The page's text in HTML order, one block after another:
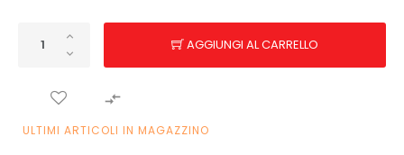
AGGIUNGI AL CARRELLO

ULTIMI ARTICOLI IN MAGAZZINO